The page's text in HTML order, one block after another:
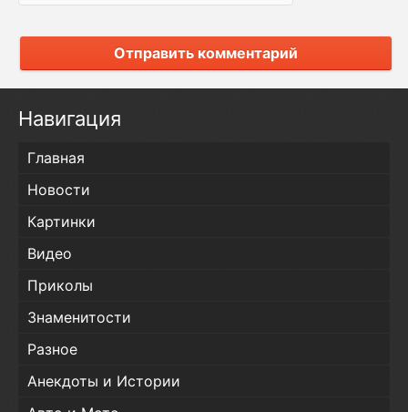
Отправить комментарий
Навигация
Главная
Новости
Картинки
Видео
Приколы
Знаменитости
Разное
Анекдоты и Истории